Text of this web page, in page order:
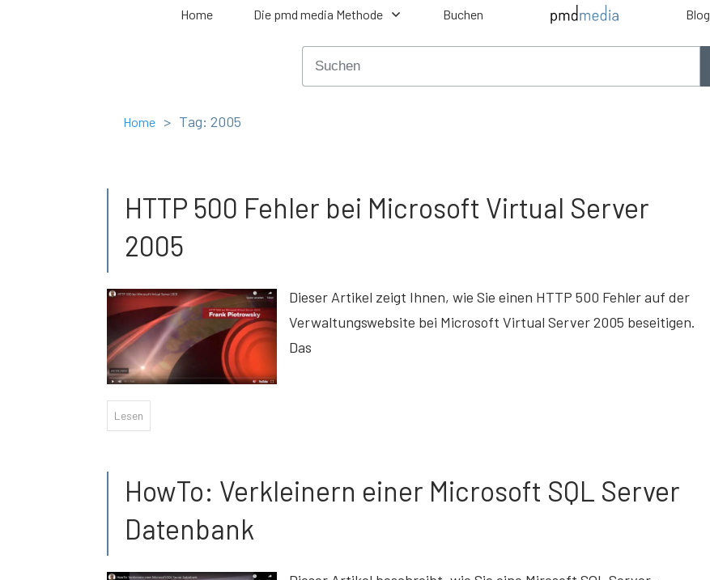
Home Die pmd media Methode Buchen Blog
Home > Tag: 2005
HTTP 500 Fehler bei Microsoft Virtual Server
2005
Dieser Artikel zeigt Ihnen, wie Sie einen HTTP 500 Fehler auf der
Verwaltungswebsite bei Microsoft Virtual Server 2005 beseitigen.
Das
Lesen
HowTo: Verkleinern einer Microsoft SQL Server
Datenbank